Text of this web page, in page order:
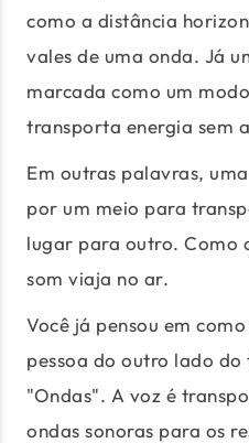
como a distância
vales de uma onda. Já
marcada como um
transporta energia sem
Em outras palavras,
por um meio para
lugar para outro. Como
som viaja no ar.
Você já pensou em
pessoa do outro lado
"Ondas". A voz é
ondas sonoras para os